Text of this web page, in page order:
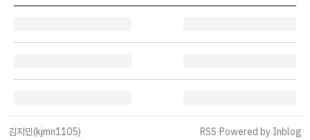
김지민(kjmn1105) RSS·Powered by Inblog